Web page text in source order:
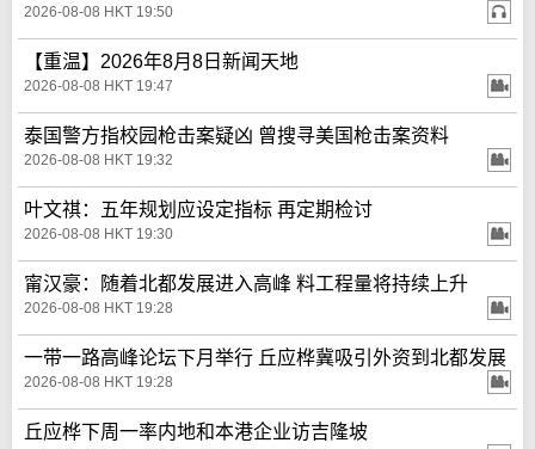
2026-08-08 HKT 19:50
【重温】2026年8月8日新闻天地
2026-08-08 HKT 19:47
泰国警方指校园枪击案疑凶 曾搜寻美国枪击案资料
2026-08-08 HKT 19:32
叶文祺：五年规划应设定指标 再定期检讨
2026-08-08 HKT 19:30
甯汉豪：随着北都发展进入高峰 料工程量将持续上升
2026-08-08 HKT 19:28
一带一路高峰论坛下月举行 丘应桦冀吸引外资到北都发展
2026-08-08 HKT 19:28
丘应桦下周一率内地和本港企业访吉隆坡